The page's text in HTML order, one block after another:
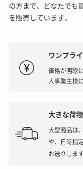
の方まで、どなたでも
を販売しています。
ワンプラ
価格が明瞭
人事業主様
大きな荷
大型商品は
や、日時指
お送りします